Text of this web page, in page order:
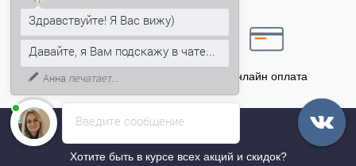
5% на Ваш счет
Точный расчёт Онлайн оплата
Хотите быть в курсе всех акций и скидок?
Введите сообщение
Здравствуйте! Я Вас вижу)
Давайте, я Вам подскажу в чате...
Анна печатает...